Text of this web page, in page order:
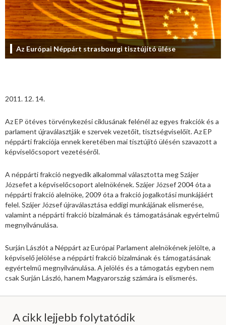
Az Európai Néppárt strasbourgi tisztújító ülése
2011. 12. 14.
Az EP ötéves törvénykezési ciklusának felénél az egyes frakciók és a
parlament újraválasztják e szervek vezetőit, tisztségviselőit. Az EP
néppárti frakciója ennek keretében mai tisztújító ülésén szavazott a
képviselőcsoport vezetéséről.
A néppárti frakció negyedik alkalommal választotta meg Szájer
Józsefet a képviselőcsoport alelnökének. Szájer József 2004 óta a
néppárti frakció alelnöke, 2009 óta a frakció jogalkotási munkájáért
felel. Szájer József újraválasztása eddigi munkájának elismerése,
valamint a néppárti frakció bizalmának és támogatásának egyértelmű
megnyilvánulása.
Surján Lászlót a Néppárt az Európai Parlament alelnökének jelölte, a
képviselő jelölése a néppárti frakció bizalmának és támogatásának
egyértelmű megnyilvánulása. A jelölés és a támogatás egyben nem
csak Surján László, hanem Magyarország számára is elismerés.
A cikk lejjebb folytatódik